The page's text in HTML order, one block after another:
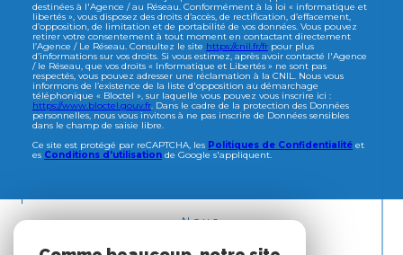
destinées à l'Agence / au Réseau. Conformément à la loi « informatique et
libertés », vous disposez des droits d’accès, de rectification, d’effacement,
d’opposition, de limitation et de portabilité de vos données. Vous pouvez
retirer votre consentement à tout moment en contactant directement
l’Agence / Le Réseau. Consultez le site https://cnil.fr/fr pour plus
d’informations sur vos droits. Si vous estimez, après avoir contacté l'Agence
/ le Réseau, que vos droits « Informatique et Libertés » ne sont pas
respectés, vous pouvez adresser une réclamation à la CNIL. Nous vous
informons de l’existence de la liste d'opposition au démarchage
téléphonique « Bloctel », sur laquelle vous pouvez vous inscrire ici :
https://www.bloctel.gouv.fr. Dans le cadre de la protection des Données
personnelles, nous vous invitons à ne pas inscrire de Données sensibles
dans le champ de saisie libre.
Ce site est protégé par reCAPTCHA, les Politiques de Confidentialité et
es Conditions d'utilisation de Google s'appliquent.
Nous